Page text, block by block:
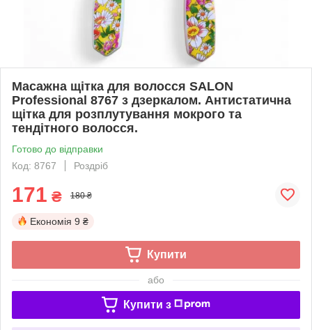
Масажна щітка для волосся SALON
Professional 8767 з дзеркалом. Антистатична
щітка для розплутування мокрого та
тендітного волосся.
Готово до відправки
Код: 8767
Роздріб
171 ₴ 180 ₴
Економія 9 ₴
Купити
або
Купити з